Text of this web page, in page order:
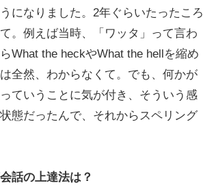
になりました。2年ぐらいたったころ
。例えば当時、「ワッタ」って言わ
What the heckやWhat the hellを縮め
全然、わからなくて。でも、何かが
ていうことに気が付き、そういう感
態だったんで、それからスペリング
話の上達法は？